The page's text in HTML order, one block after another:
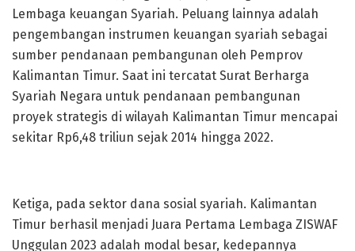
Lembaga keuangan Syariah. Peluang lainnya adalah
pengembangan instrumen keuangan syariah sebagai
sumber pendanaan pembangunan oleh Pemprov
Kalimantan Timur. Saat ini tercatat Surat Berharga
Syariah Negara untuk pendanaan pembangunan
proyek strategis di wilayah Kalimantan Timur mencapai
sekitar Rp6,48 triliun sejak 2014 hingga 2022.
Ketiga, pada sektor dana sosial syariah. Kalimantan
Timur berhasil menjadi Juara Pertama Lembaga ZISWAF
Unggulan 2023 adalah modal besar, kedepannya